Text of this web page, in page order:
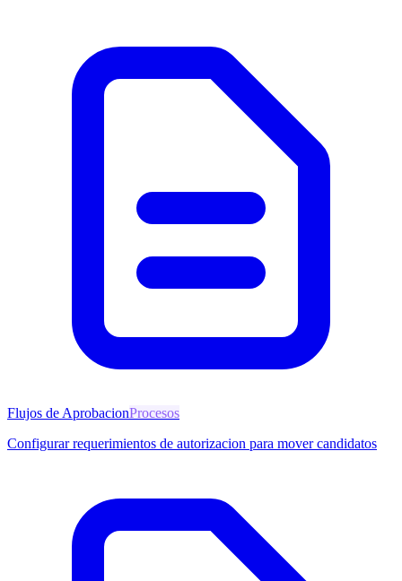
Flujos de AprobacionProcesos
Configurar requerimientos de autorizacion para mover candidatos